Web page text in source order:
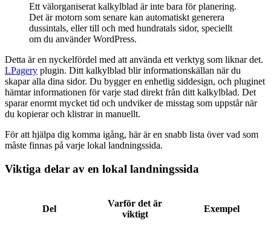
Ett välorganiserat kalkylblad är inte bara för planering.
Det är motorn som senare kan automatiskt generera
dussintals, eller till och med hundratals sidor, speciellt
om du använder WordPress.
Detta är en nyckelfördel med att använda ett verktyg som liknar det.
LPagery plugin. Ditt kalkylblad blir informationskällan när du
skapar alla dina sidor. Du bygger en enhetlig siddesign, och pluginet
hämtar informationen för varje stad direkt från ditt kalkylblad. Det
sparar enormt mycket tid och undviker de misstag som uppstår när
du kopierar och klistrar in manuellt.
För att hjälpa dig komma igång, här är en snabb lista över vad som
måste finnas på varje lokal landningssida.
Viktiga delar av en lokal landningssida
Del
Varför det är
viktigt
Exempel